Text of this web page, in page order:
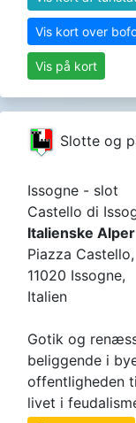
Vis kort over
Vis på kort
Slotte og
Issogne - slot
Castello di
Italienske Alper
Piazza Castello,
11020 Issogne,
Italien
Gotik og
beliggende i
offentligheden
livet i